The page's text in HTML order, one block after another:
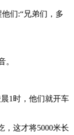
们:“兄弟们，多
。
1时，他们就开车
，这才将5000米长